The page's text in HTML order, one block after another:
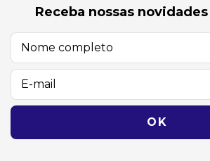
Receba nossas